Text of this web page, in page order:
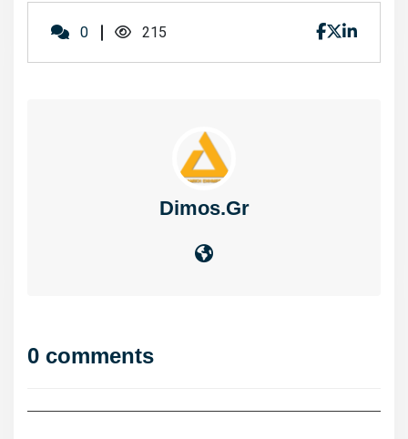
0 215
Dimos.gr
0 comments